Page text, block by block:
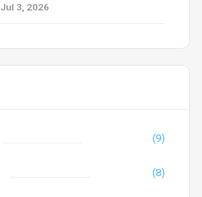
Jul 3, 2026
(9)
(8)